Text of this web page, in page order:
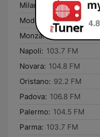
Milano:
104.8 FM
Modena:
106.8 FM
Monza: 104.8 FM
Napoli: 103.7 FM
Novara: 104.8 FM
Oristano: 92.2 FM
Padova: 106.8 FM
Palermo: 104.5 FM
Parma: 103.7 FM